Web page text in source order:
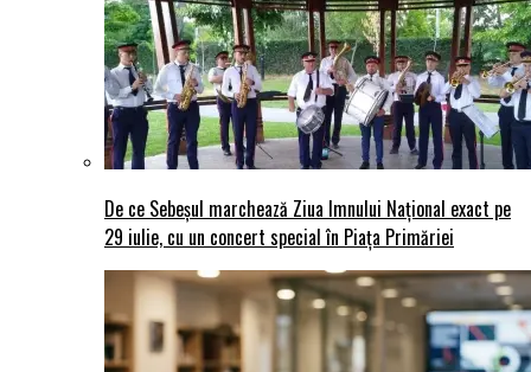
De ce Sebeșul marchează Ziua Imnului Național exact pe
29 iulie, cu un concert special în Piața Primăriei